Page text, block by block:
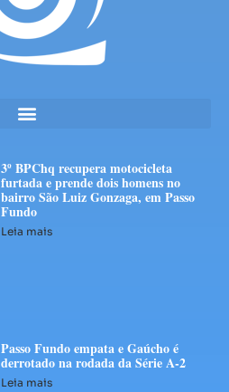
3º BPChq recupera motocicleta
furtada e prende dois homens no
bairro São Luiz Gonzaga, em Passo
Fundo
Leia mais
Passo Fundo empata e Gaúcho é
derrotado na rodada da Série A-2
Leia mais